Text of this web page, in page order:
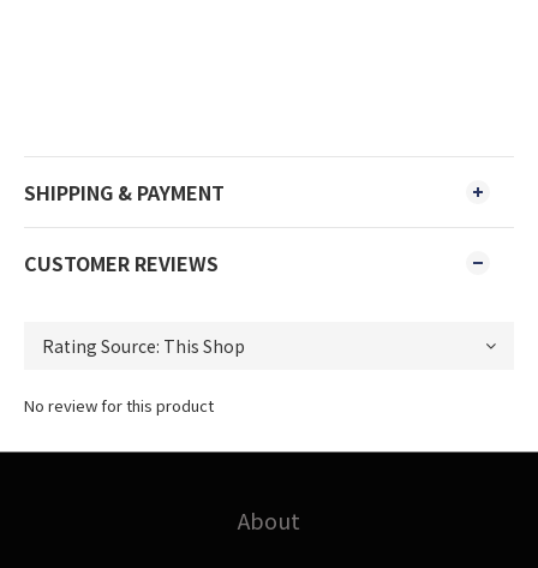
SHIPPING & PAYMENT
CUSTOMER REVIEWS
No review for this product
About